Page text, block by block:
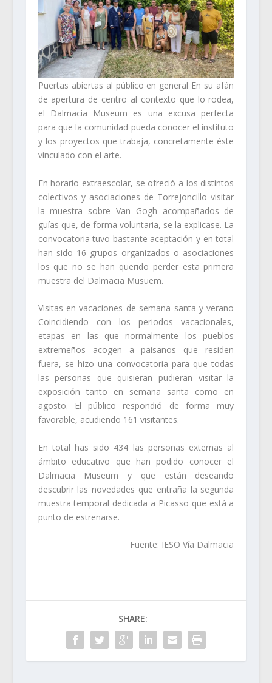
Puertas abiertas al público en general En su afán
de apertura de centro al contexto que lo rodea,
el Dalmacia Museum es una excusa perfecta
para que la comunidad pueda conocer el instituto
y los proyectos que trabaja, concretamente éste
vinculado con el arte.
En horario extraescolar, se ofreció a los distintos
colectivos y asociaciones de Torrejoncillo visitar
la muestra sobre Van Gogh acompañados de
guías que, de forma voluntaria, se la explicase. La
convocatoria tuvo bastante aceptación y en total
han sido 16 grupos organizados o asociaciones
los que no se han querido perder esta primera
muestra del Dalmacia Musuem.
Visitas en vacaciones de semana santa y verano
Coincidiendo con los periodos vacacionales,
etapas en las que normalmente los pueblos
extremeños acogen a paisanos que residen
fuera, se hizo una convocatoria para que todas
las personas que quisieran pudieran visitar la
exposición tanto en semana santa como en
agosto. El público respondió de forma muy
favorable, acudiendo 161 visitantes.
En total has sido 434 las personas externas al
ámbito educativo que han podido conocer el
Dalmacia Museum y que están deseando
descubrir las novedades que entraña la segunda
muestra temporal dedicada a Picasso que está a
punto de estrenarse.
Fuente: IESO Vía Dalmacia
SHARE: